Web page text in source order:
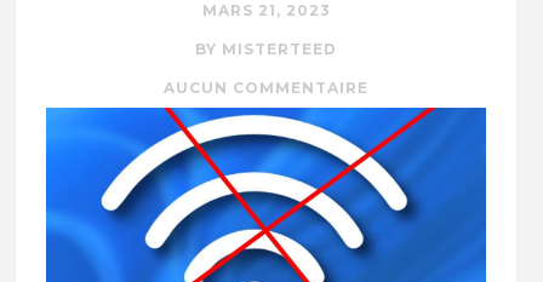
MARS 21, 2023
BY MISTERTEED
AUCUN COMMENTAIRE